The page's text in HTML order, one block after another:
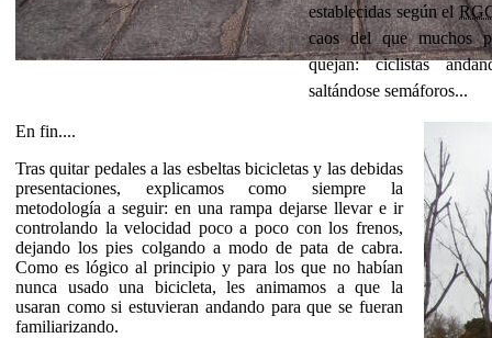
establecidas según el
caos del que muchos
quejan: ciclistas
saltándose semáforos...
En fin....
Tras quitar pedales a las esbeltas bicicletas y las debidas
presentaciones, explicamos como siempre la
metodología a seguir: en una rampa dejarse llevar e ir
controlando la velocidad poco a poco con los frenos,
dejando los pies colgando a modo de pata de cabra.
Como es lógico al principio y para los que no habían
nunca usado una bicicleta, les animamos a que la
usaran como si estuvieran andando para que se fueran
familiarizando.